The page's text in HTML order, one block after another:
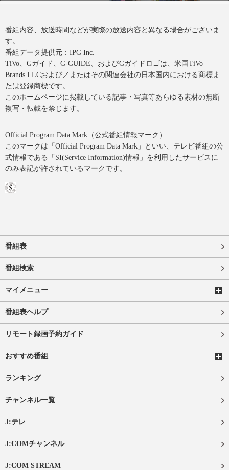
番組内容、放送時間などが実際の放送内容と異なる場合がございま
す。
番組データ提供元：IPG Inc.
TiVo、Gガイド、G-GUIDE、およびGガイドロゴは、米国TiVo
Brands LLCおよび／またはその関連会社の日本国内における商標ま
たは登録商標です。
このホームページに掲載している記事・写真等あらゆる素材の無断
複写・転載を禁じます。
Official Program Data Mark（公式番組情報マーク）
このマークは「Official Program Data Mark」といい、テレビ番組の公
式情報である「SI(Service Information)情報」を利用したサービスに
のみ表記が許されているマークです。
番組表
番組検索
マイメニュー
番組表ヘルプ
リモート録画予約ガイド
おすすめ番組
ランキング
チャンネル一覧
J:テレ
J:COMチャンネル
J:COM STREAM